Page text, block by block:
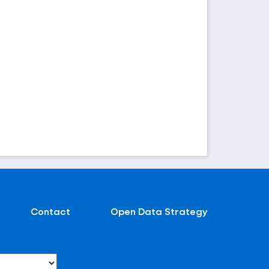
Contact Open Data Strategy